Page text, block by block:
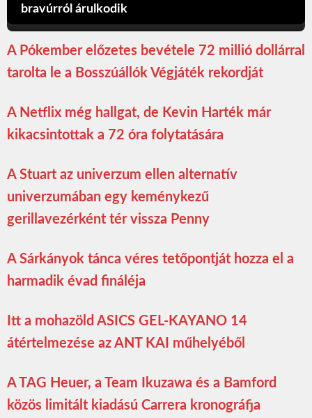
bravúrról árulkodik
A Pókember előzetes bevétele 72 millió dollárral
tarolta le a Bosszúállók Végjáték rekordját
A Netflix még hallgat, de Kevin Harték már
kikacsintottak a 72 óra folytatására
A Stuart az univerzum ellen alternatív
univerzumában egy keménykezű
gerillavezérként tér vissza Penny
A Sárkányok tánca véres tetőpontját hozza el a
harmadik évad fináléja
Itt a mohazöld ASICS GEL-KAYANO 14
átértelmezése az ANT KAI műhelyéből
A TAG Heuer, a Team Ikuzawa és a Bamford
közös limitált kiadású Carrera kronográfja